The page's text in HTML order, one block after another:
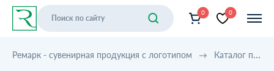
0 0
Ремарк - сувенирная продукция с логотипом Каталог продукции